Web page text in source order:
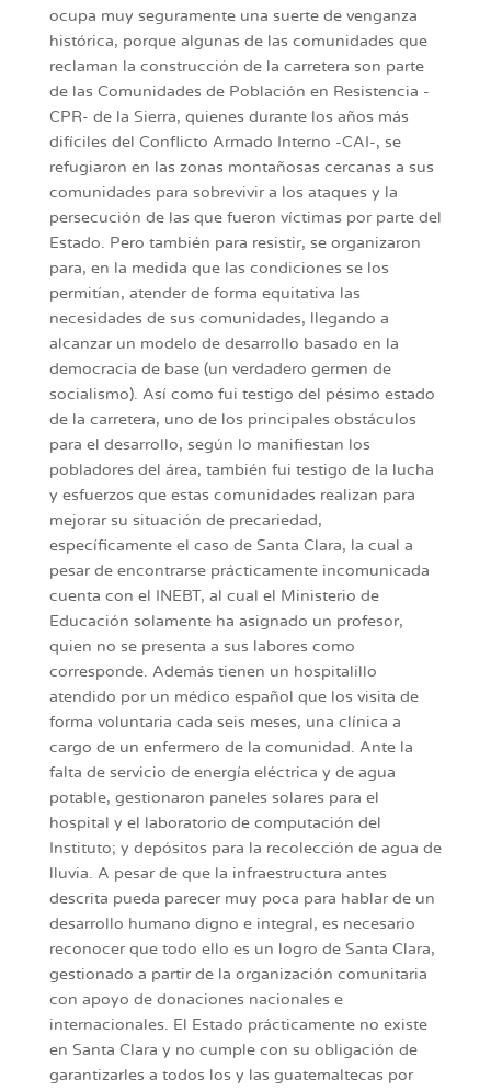
ocupa muy seguramente una suerte de venganza
histórica, porque algunas de las comunidades que
reclaman la construcción de la carretera son parte
de las Comunidades de Población en Resistencia -
CPR- de la Sierra, quienes durante los años más
difíciles del Conflicto Armado Interno -CAI-, se
refugiaron en las zonas montañosas cercanas a sus
comunidades para sobrevivir a los ataques y la
persecución de las que fueron víctimas por parte del
Estado. Pero también para resistir, se organizaron
para, en la medida que las condiciones se los
permitían, atender de forma equitativa las
necesidades de sus comunidades, llegando a
alcanzar un modelo de desarrollo basado en la
democracia de base (un verdadero germen de
socialismo). Así como fui testigo del pésimo estado
de la carretera, uno de los principales obstáculos
para el desarrollo, según lo manifiestan los
pobladores del área, también fui testigo de la lucha
y esfuerzos que estas comunidades realizan para
mejorar su situación de precariedad,
específicamente el caso de Santa Clara, la cual a
pesar de encontrarse prácticamente incomunicada
cuenta con el INEBT, al cual el Ministerio de
Educación solamente ha asignado un profesor,
quien no se presenta a sus labores como
corresponde. Además tienen un hospitalillo
atendido por un médico español que los visita de
forma voluntaria cada seis meses, una clínica a
cargo de un enfermero de la comunidad. Ante la
falta de servicio de energía eléctrica y de agua
potable, gestionaron paneles solares para el
hospital y el laboratorio de computación del
Instituto; y depósitos para la recolección de agua de
lluvia. A pesar de que la infraestructura antes
descrita pueda parecer muy poca para hablar de un
desarrollo humano digno e integral, es necesario
reconocer que todo ello es un logro de Santa Clara,
gestionado a partir de la organización comunitaria
con apoyo de donaciones nacionales e
internacionales. El Estado prácticamente no existe
en Santa Clara y no cumple con su obligación de
garantizarles a todos los y las guatemaltecas por